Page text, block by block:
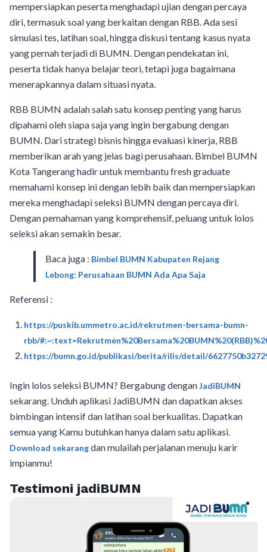
mempersiapkan peserta menghadapi ujian dengan percaya
diri, termasuk soal yang berkaitan dengan RBB. Ada sesi
simulasi tes, latihan soal, hingga diskusi tentang kasus nyata
yang pernah terjadi di BUMN. Dengan pendekatan ini,
peserta tidak hanya belajar teori, tetapi juga bagaimana
menerapkannya dalam situasi nyata.
RBB BUMN adalah salah satu konsep penting yang harus
dipahami oleh siapa saja yang ingin bergabung dengan
BUMN. Dari strategi bisnis hingga evaluasi kinerja, RBB
memberikan arah yang jelas bagi perusahaan. Bimbel BUMN
Kota Tangerang hadir untuk membantu fresh graduate
memahami konsep ini dengan lebih baik dan mempersiapkan
mereka menghadapi seleksi BUMN dengan percaya diri.
Dengan pemahaman yang komprehensif, peluang untuk lolos
seleksi akan semakin besar.
Baca juga : Bimbel BUMN Kabupaten Rejang
Lebong: Perusahaan BUMN Ada Apa Saja
Referensi :
https://puskib.ummetro.ac.id/rekrutmen-bersama-bumn-
rbb/
https://bumn.go.id/publikasi/berita/rilis/detail/
Ingin lolos seleksi BUMN? Bergabung denganJadiBUMN
sekarang. Unduh aplikasi JadiBUMN dan dapatkan akses
bimbingan intensif dan latihan soal berkualitas. Dapatkan
semua yang Kamu butuhkan hanya dalam satu aplikasi.
Download sekarangdan mulailah perjalanan menuju karir
impianmu!
Testimoni jadiBUMN